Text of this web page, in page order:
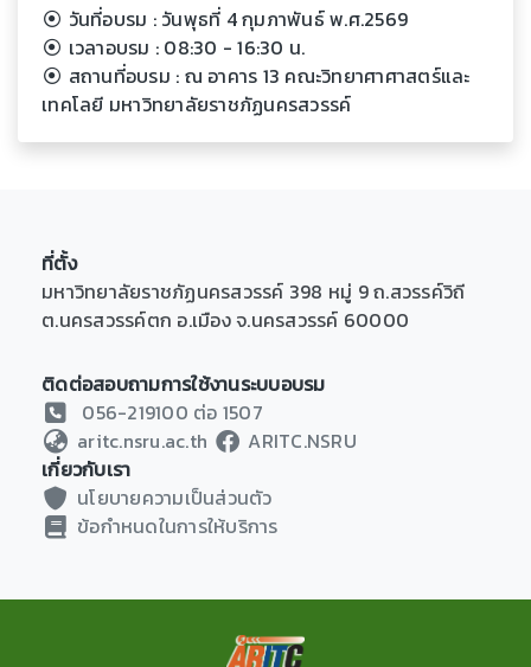
วันที่อบรม : วันพุธที่ 4 กุมภาพันธ์ พ.ศ.2569
เวลาอบรม : 08:30 - 16:30 น.
สถานที่อบรม : ณ อาคาร 13 คณะวิทยาศาศาสตร์และ
เทคโลยี มหาวิทยาลัยราชภัฏนครสวรรค์
ที่ตั้ง
มหาวิทยาลัยราชภัฏนครสวรรค์ 398 หมู่ 9 ถ.สวรรค์วิถี
ต.นครสวรรค์ตก อ.เมือง จ.นครสวรรค์ 60000
ติดต่อสอบถามการใช้งานระบบอบรม
056-219100 ต่อ 1507
aritc.nsru.ac.th
ARITC.NSRU
เกี่ยวกับเรา
นโยบายความเป็นส่วนตัว
ข้อกำหนดในการให้บริการ